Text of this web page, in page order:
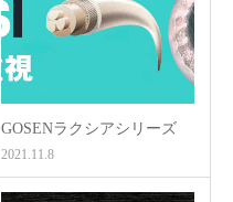
GOSENラクシアシリーズ
2021.11.8